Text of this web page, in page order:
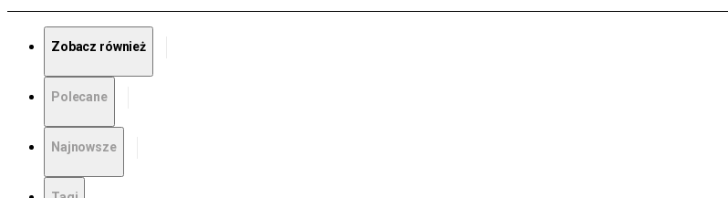
Zobacz również
Polecane
Najnowsze